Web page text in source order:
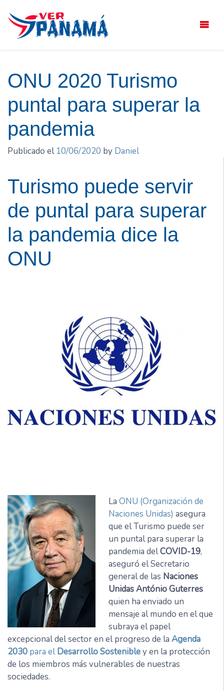
contenido
ONU 2020 Turismo
puntal para superar la
pandemia
Publicado el 10/06/2020 by Daniel
Turismo puede servir
de puntal para superar
la pandemia dice la
ONU
La ONU (Organización de
Naciones Unidas) asegura
que el Turismo puede ser
un puntal para superar la
pandemia delCOVID-19,
aseguró el Secretario
general de las Naciones
UnidasAntónio Guterres
quien ha enviado un
mensaje al mundo en el que
subraya el papel
excepcional del sector en el progreso de la Agenda
2030 para elDesarrollo Sostenibley en la protección
de los miembros más vulnerables de nuestras
sociedades.